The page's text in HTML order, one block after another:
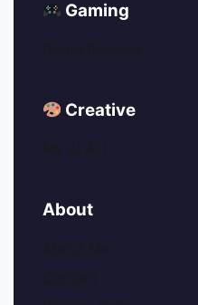
Gaming
Creative
About